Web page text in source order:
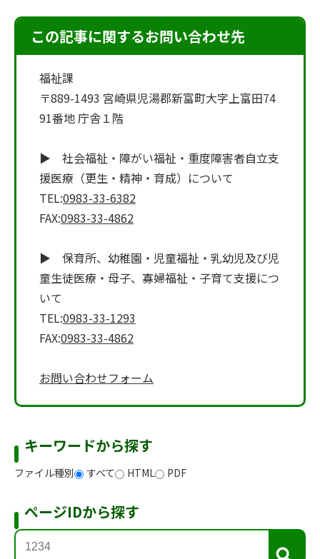
この記事に関するお問い合わせ先
福祉課
〒889-1493 宮崎県児湯郡新富町大字上富田74
91番地 庁舎１階
▶ 社会福祉・障がい福祉・重度障害者自立支
援医療（更生・精神・育成）について
TEL:0983-33-6382
FAX:0983-33-4862
▶ 保育所、幼稚園・児童福祉・乳幼児及び児
童生徒医療・母子、寡婦福祉・子育て支援につ
いて
TEL:0983-33-1293
FAX:0983-33-4862
お問い合わせフォーム
キーワードから探す
ファイル種別 すべて HTML PDF
ページIDから探す
検